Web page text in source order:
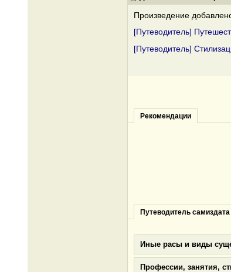
Произведение
[Путеводитель]
[Путеводитель]
Рекомендации
Путеводитель самиздата
Иные расы и виды
Профессии, занятия,